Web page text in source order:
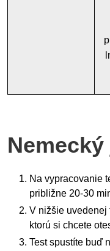
Na vypracovanie
približne 20-30
V nižšie uvedenej
ktorú si chcete
Test spustíte buď